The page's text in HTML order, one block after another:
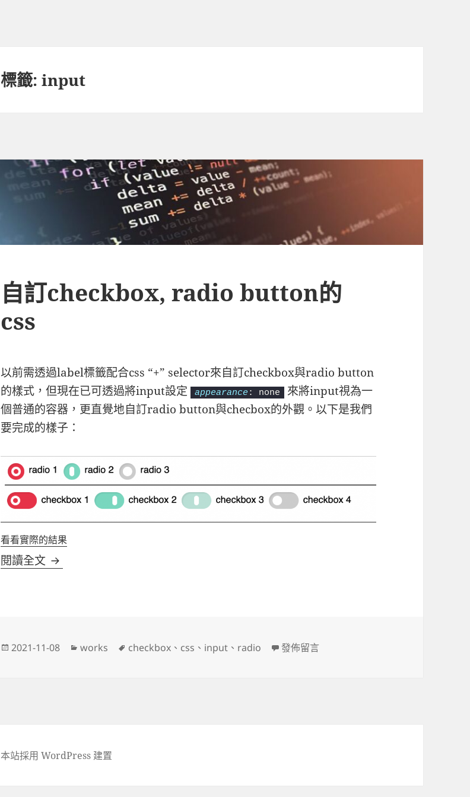
標籤:input
自訂checkbox, radio button的
css
以前需透過label標籤配合css “+” selector來自訂checkbox與radio button
的樣式，但現在已可透過將input設定 appearance : none
來將input視為一
個普通的容器，更直覺地自訂radio button與checbox的外觀。以下是我們
要完成的樣子：
看看實際的結果
閱讀全文 自訂checkbox, radio button的css
發
2021-11-08
分
works
標
checkbox 、 css 、 input 、 radio 在〈自訂checkbox, radio button的css〉
發佈留言
本站採用 WordPress 建置